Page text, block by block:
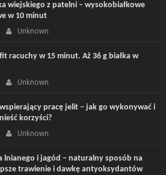
wiejskiego z patelni – wysokobiałkowe
w 10 minut
Unknown
racuchy w 15 minut. Aż 36 g białka w
Unknown
pracę jelit – jak go wykonywać i
korzyści?
Unknown
lnianego i jagód – naturalny sposób na
trawienie i dawkę antyoksydantów